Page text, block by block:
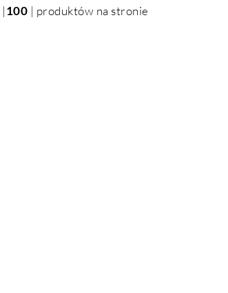
|100 | produktów na stronie